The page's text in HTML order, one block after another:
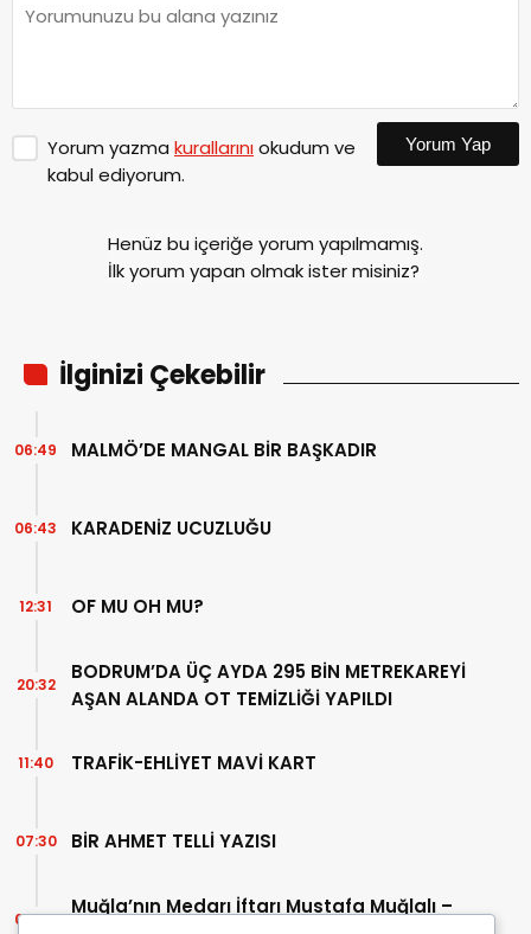
Yorum yazma kurallarınıokudum ve
kabul ediyorum.
Yorum Yap
Henüz bu içeriğe yorum yapılmamış.
İlk yorum yapan olmak ister misiniz?
İlginizi Çekebilir
MALMÖ’DE MANGAL BİR BAŞKADIR
06:49
KARADENİZ UCUZLUĞU
06:43
OF MU OH MU?
12:31
BODRUM’DA ÜÇ AYDA 295 BİN METREKAREYİ
AŞAN ALANDA OT TEMİZLİĞİ YAPILDI
20:32
TRAFİK-EHLİYET MAVİ KART
11:40
BİR AHMET TELLİ YAZISI
07:30
Muğla’nın Medarı İftarı Mustafa Muğlalı –
06:45